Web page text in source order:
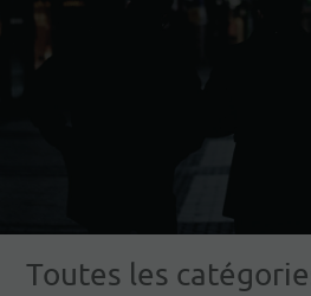
Toutes les